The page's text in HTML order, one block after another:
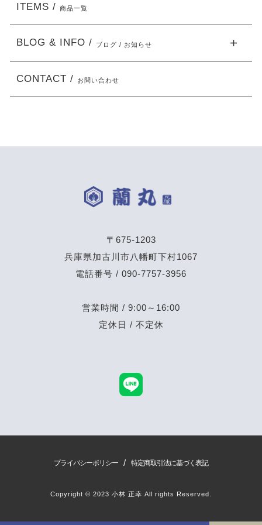
〒675-1203
兵庫県加古川市八幡町下村1067
電話番号 / 090-7757-3956
営業時間 / 9:00～16:00
定休日 / 不定休
ITEMS / 商品一覧
BLOG & INFO / ブログ / お知らせ
CONTACT / お問い合わせ
プライバシーポリシー / 特定商取引法に基づく表記
Copyright © 2023 小林 正幸 All rights Reserved.